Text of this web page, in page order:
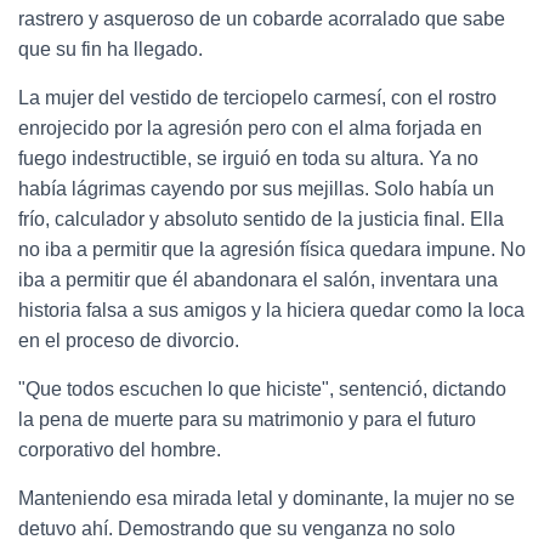
rastrero y asqueroso de un cobarde acorralado que sabe
que su fin ha llegado.
La mujer del vestido de terciopelo carmesí, con el rostro
enrojecido por la agresión pero con el alma forjada en
fuego indestructible, se irguió en toda su altura. Ya no
había lágrimas cayendo por sus mejillas. Solo había un
frío, calculador y absoluto sentido de la justicia final. Ella
no iba a permitir que la agresión física quedara impune. No
iba a permitir que él abandonara el salón, inventara una
historia falsa a sus amigos y la hiciera quedar como la loca
en el proceso de divorcio.
"Que todos escuchen lo que hiciste", sentenció, dictando
la pena de muerte para su matrimonio y para el futuro
corporativo del hombre.
Manteniendo esa mirada letal y dominante, la mujer no se
detuvo ahí. Demostrando que su venganza no solo